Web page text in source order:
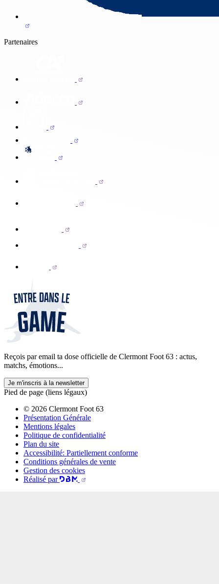
Partenaires
Reçois par email ta dose officielle de Clermont Foot 63 : actus,
matchs, émotions...
Je m'inscris à la newsletter
Pied de page (liens légaux)
© 2026 Clermont Foot 63
Présentation Générale
Mentions légales
Politique de confidentialité
Plan du site
Accessibilité: Partiellement conforme
Conditions générales de vente
Gestion des cookies
Réalisé par